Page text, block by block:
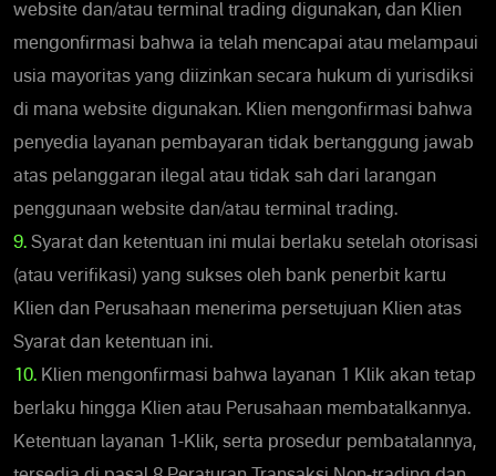
website dan/atau terminal trading digunakan, dan Klien
mengonfirmasi bahwa ia telah mencapai atau melampaui
usia mayoritas yang diizinkan secara hukum di yurisdiksi
di mana website digunakan. Klien mengonfirmasi bahwa
penyedia layanan pembayaran tidak bertanggung jawab
atas pelanggaran ilegal atau tidak sah dari larangan
penggunaan website dan/atau terminal trading.
9. Syarat dan ketentuan ini mulai berlaku setelah otorisasi
(atau verifikasi) yang sukses oleh bank penerbit kartu
Klien dan Perusahaan menerima persetujuan Klien atas
Syarat dan ketentuan ini.
10. Klien mengonfirmasi bahwa layanan 1 Klik akan tetap
berlaku hingga Klien atau Perusahaan membatalkannya.
Ketentuan layanan 1-Klik, serta prosedur pembatalannya,